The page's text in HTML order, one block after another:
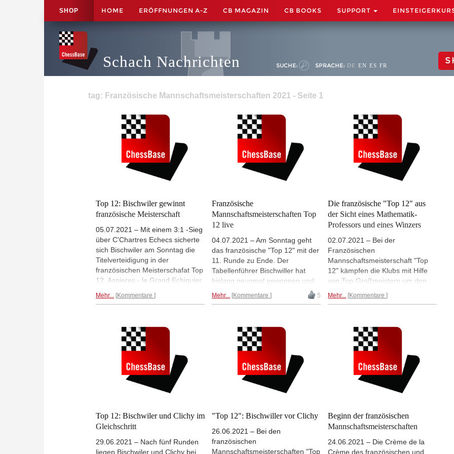
SHOP HOME ERÖFFNUNGEN A-Z CB MAGAZIN CB BOOKS SUPPORT
Schach Nachrichten SUCHE: SPRACHE: DE EN ES FR
tag: Französische Mannschaftsmeisterschaften 2021 - Seite 1
Top 12: Bischwiler gewinnt
französische Meisterschaft
05.07.2021 – Mit einem 3:1 -Sieg
über C'Chartres Echecs sicherte
sich Bischwiler am Sonntag die
Titelverteidigung in der
französischen Meisterschafat Top
12. Asnieres - le Grand Echiquier
92.
Mehr... Kommentare
Französische
Mannschaftsmeisterschaften Top
12 live
04.07.2021 – Am Sonntag geht
das französische "Top 12" mit der
11. Runde zu Ende. Der
Tabellenführer Bischwiller hat
bislang neunmal gewonnen und
einmal unentschieden gespielt,
könnte aber im Falle einer
den Titel verpassen. Das wäre
dann die Chance für den
Tabellenzweiten Asnieres, der es
heute gegen den Dritten Clichy
jedoch auch alles andere als
leicht hat. Hier live ab 10.15 Uhr.
Mehr... Kommentare 5
Die französische "Top 12" aus
der Sicht eines Mathematik-
Professors und eines Winzers
02.07.2021 – Bei der
Französischen
Mannschaftsmeisterschaft "Top
12" kämpfen die Klubs mit Hilfe
von Top-Großmeistern um den
auch als hervorragende Plattform
können. Dhananjay Khadilkar
fragte Mathieu Ternault (im Bild),
von Beruf Winzer, und Mickael
Hutois, Professor für Mathematik,
wie es sich anfühlt, in einem
solchen Event zu spielen. | Foto:
Dhananjay Khadilkar
Mehr... Kommentare
Top 12: Bischwiler und Clichy im
Gleichschritt
29.06.2021 – Nach fünf Runden
liegen Bischwiler und Clichy bei
"Top 12": Bischwiller vor Clichy
26.06.2021 – Bei den
französischen
Mannschaftsmeisterschaften "Top
Beginn der französischen
Mannschaftsmeisterschaften
24.06.2021 – Die Crème de la
Crème des französischen und